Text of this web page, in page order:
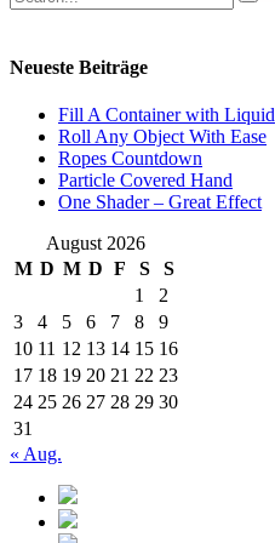
Neueste Beiträge
Fill A Container with Liquid
Roll Any Object With Ease
Ropes Countdown
Particle Covered Hand
One Shader – Great Effect
August 2026
M D M D F S
S
1
2
3
4 5 6 7 8
9
10 11 12 13 14 15 16
17 18 19 20 21 22 23
24 25 26 27 28 29 30
31
« Aug.